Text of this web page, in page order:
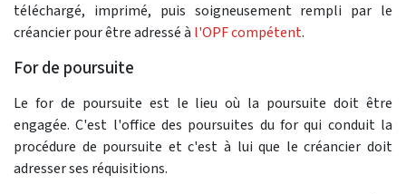
téléchargé, imprimé, puis soigneusement rempli par le
créancier pour être adressé à l'OPF compétent.
For de poursuite
Le for de poursuite est le lieu où la poursuite doit être
engagée. C'est l'office des poursuites du for qui conduit la
procédure de poursuite et c'est à lui que le créancier doit
adresser ses réquisitions.